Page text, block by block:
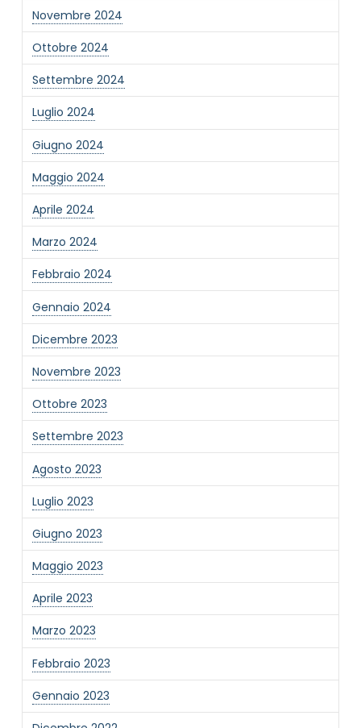
Novembre 2024
Ottobre 2024
Settembre 2024
Luglio 2024
Giugno 2024
Maggio 2024
Aprile 2024
Marzo 2024
Febbraio 2024
Gennaio 2024
Dicembre 2023
Novembre 2023
Ottobre 2023
Settembre 2023
Agosto 2023
Luglio 2023
Giugno 2023
Maggio 2023
Aprile 2023
Marzo 2023
Febbraio 2023
Gennaio 2023